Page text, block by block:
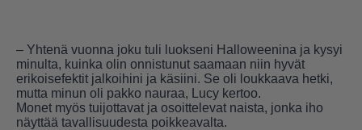
– Yhtenä vuonna joku tuli luokseni Halloweenina ja kysyi
minulta, kuinka olin onnistunut saamaan niin hyvät
erikoisefektit jalkoihini ja käsiini. Se oli loukkaava hetki,
mutta minun oli pakko nauraa, Lucy kertoo.
Monet myös tuijottavat ja osoittelevat naista, jonka iho
näyttää tavallisuudesta poikkeavalta.